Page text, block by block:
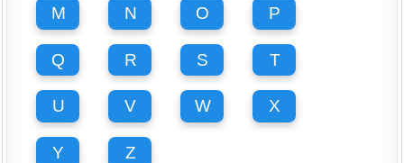
M N O P
Q R S T
U V W X
Y Z